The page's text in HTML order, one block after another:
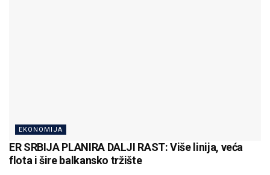
EKONOMIJA
ER SRBIJA PLANIRA DALJI RAST: Više linija, veća
flota i šire balkansko tržište